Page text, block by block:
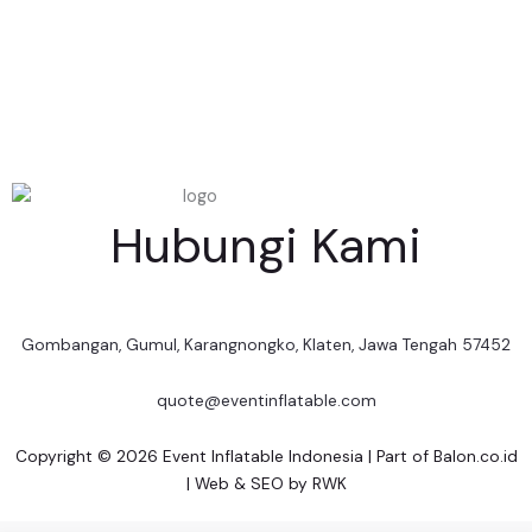
Hubungi Kami
Gombangan, Gumul, Karangnongko, Klaten, Jawa Tengah 57452
quote@eventinflatable.com
Copyright © 2026 Event Inflatable Indonesia | Part of Balon.co.id
| Web & SEO by RWK